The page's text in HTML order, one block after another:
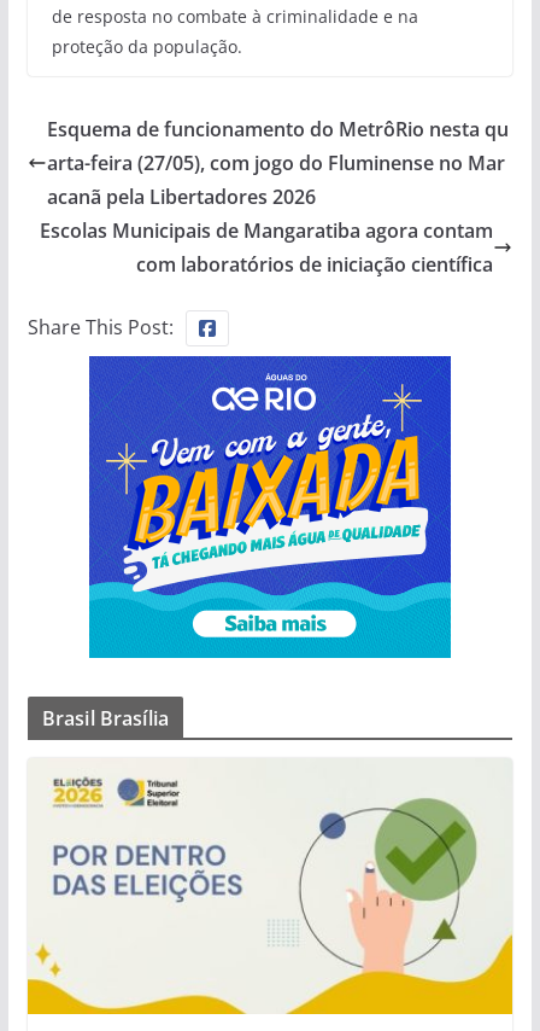
de resposta no combate à criminalidade e na
proteção da população.
Esquema de funcionamento do MetrôRio nesta qu
arta-feira (27/05), com jogo do Fluminense no Mar
acanã pela Libertadores 2026
Escolas Municipais de Mangaratiba agora contam
com laboratórios de iniciação científica
Share This Post:
Brasil Brasília